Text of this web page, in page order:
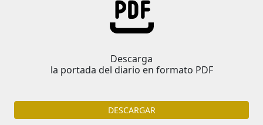
Descarga
la portada del diario en formato PDF
DESCARGAR